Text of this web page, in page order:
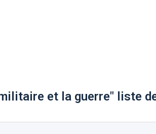
et la guerre" liste